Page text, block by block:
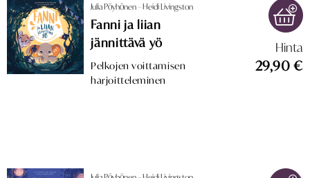
Hinta
29,90 €
Julia Pöyhönen – Heidi Livingston
Fanni ja liian
jännittävä yö
Pelkojen voittamisen
harjoitteleminen